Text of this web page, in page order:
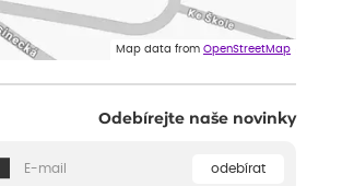
Map data from OpenStreetMap
Odebírejte naše novinky
odebírat